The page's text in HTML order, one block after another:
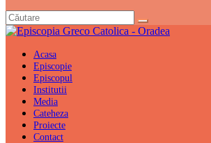
Acasa
Episcopie
Episcopul
Institutii
Media
Cateheza
Proiecte
Contact